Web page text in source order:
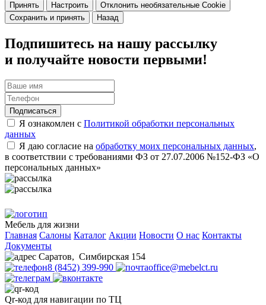
Принять Настроить
Отклонить необязательные Cookie
Сохранить и принять
Назад
Подпишитесь на нашу рассылку
и получайте новости первыми!
Подписаться
Я ознакомлен с Политикой обработки персональных
данных
Я даю согласие на обработку моих персональных данных,
в соответствии с требованиями ФЗ от 27.07.2006 №152-ФЗ «О
персональных данных»
Мебель для жизни
Главная Салоны Каталог Акции Новости О нас Контакты
Документы
Саратов, Симбирская 154
8 (8452) 399-990
office@mebelct.ru
Qr-код для навигации по ТЦ